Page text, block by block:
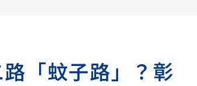
「蚊子路」？彰